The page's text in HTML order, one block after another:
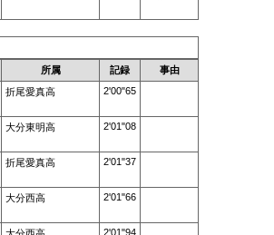
所属 記録
事由
折尾愛真高 2'00"65
大分東明高 2'01"08
折尾愛真高 2'01"37
大分西高 2'01"66
2'01"94